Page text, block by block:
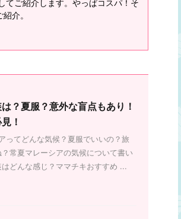
てご紹介します。やっぱコスパ！そ
介。
？夏服？意外な盲点もあり！
！
ってどんな気候？夏服でいいの？旅
常夏マレーシアの気候について書い
どんな感じ？ママチキおすすめ ...
光、旅行者必見！
ギットお札の種類は6種類！（リンギット）
硬貨の種類は4種類！（セン）PCだとサイド
メニューに、スマホだとフッター近くに為替
情報があります。為替情報 1 マレーシア
しだけにしておきましょうミッドバレーのメ
ガモールなどのたくさん人が並んでいる両替
続きを読む